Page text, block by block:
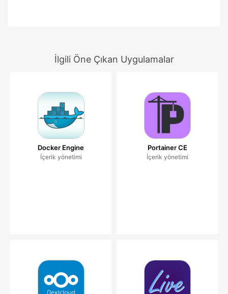
İlgili Öne Çıkan Uygulamalar
Docker Engine
İçerik yönetimi
Portainer CE
İçerik yönetimi